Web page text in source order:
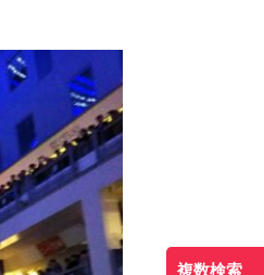
複数検索